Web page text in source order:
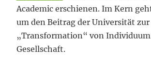
Academic erschienen. Im Kern
um den Beitrag der Universität zur
„Transformation“ von
Gesellschaft.